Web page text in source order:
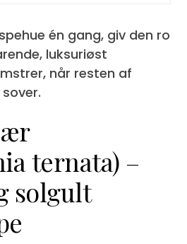
én gang, giv den ro
luksuriøst
når resten af
ternata) –
solgult